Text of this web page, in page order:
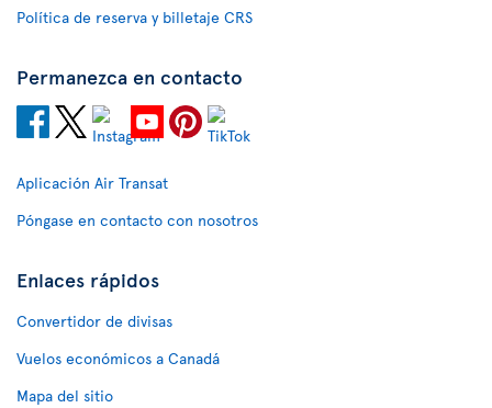
Política de reserva y billetaje CRS
Permanezca en contacto
Aplicación Air Transat
Póngase en contacto con nosotros
Enlaces rápidos
Convertidor de divisas
Vuelos económicos a Canadá
Mapa del sitio